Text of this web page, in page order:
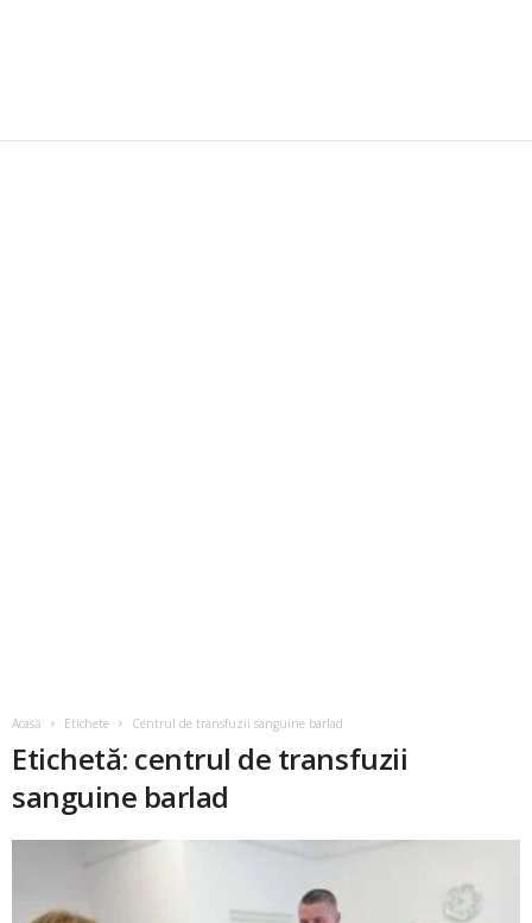
Acasă Etichete Centrul de transfuzii sanguine barlad
Etichetă: centrul de transfuzii
sanguine barlad